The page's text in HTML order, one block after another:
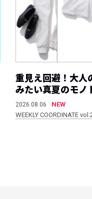
重見え回避！大人
みたい真夏のモノ
2026.08.06
NEW
WEEKLY COORDINATE